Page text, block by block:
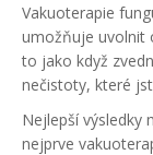
Vakuoterapie
umožňuje uvolnit
to jako když
nečistoty, které
Nejlepší výsledky
nejprve